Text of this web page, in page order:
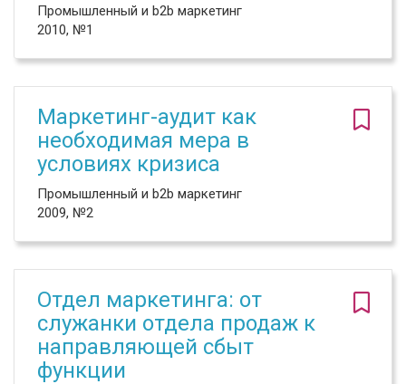
Промышленный и b2b маркетинг
2010, №1
Маркетинг-аудит как
необходимая мера в
условиях кризиса
Промышленный и b2b маркетинг
2009, №2
Отдел маркетинга: от
служанки отдела продаж к
направляющей сбыт
функции